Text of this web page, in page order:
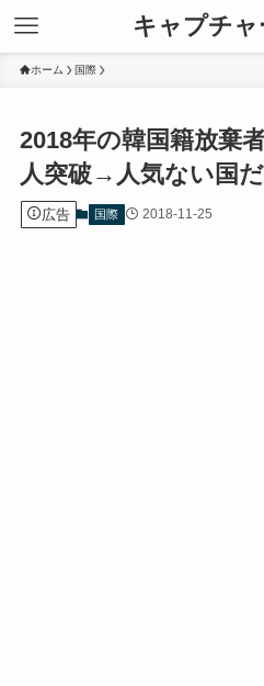
キャプチャ
ホーム 国際
2018年の韓国籍放棄
人突破→人気ない国だ
広告 国際 2018-11-25